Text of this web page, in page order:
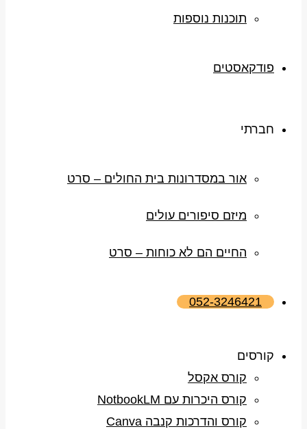
תוכנות נוספות
פודקאסטים
חברתי
אור במסדרונות בית החולים – סרט
מיזם סיפורים עולים
החיים הם לא כוחות – סרט
052-3246421
קורסים
קורס אקסל
קורס היכרות עם NotbookLM
קורס והדרכות קנבה Canva